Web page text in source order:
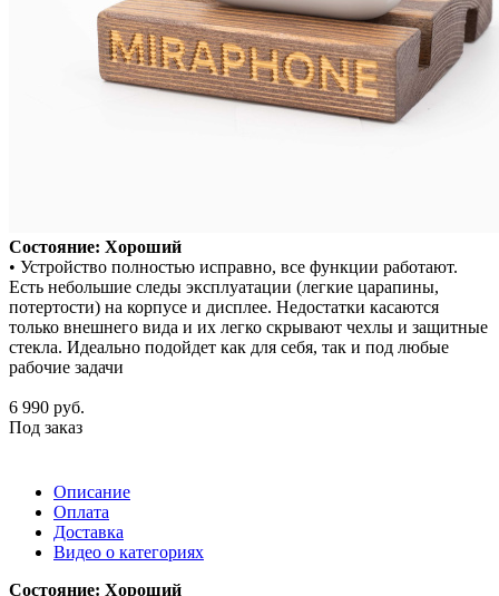
Состояние: Хороший
• Устройство полностью исправно, все функции работают.
Есть небольшие следы эксплуатации (легкие царапины,
потертости) на корпусе и дисплее. Недостатки касаются
только внешнего вида и их легко скрывают чехлы и защитные
стекла. Идеально подойдет как для себя, так и под любые
рабочие задачи
6 990 руб.
Под заказ
Описание
Оплата
Доставка
Видео о категориях
Состояние: Хороший